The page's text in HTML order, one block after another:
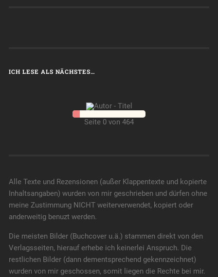
ICH LESE ALS NÄCHSTES…
Seite 0 von 464
Alle Texte und Rezensionen (außer Klappentexte und kopierte
Inhaltsangaben) wurden von mir geschrieben und dürfen ohne
meine Zustimmung NICHT weiterverwendet, kopiert oder
anderweitig benuzt werden.
Die meisten Bilder (Buchcover u.ä.) stammen direkt von den
Verlagsseiten, hierauf erhebe ich keinerlei Anspruch. Die
restlichen Bilder (dann dementsprechend gekennzeichnet)
wurden von mir geschossen, somit liegen die Rechte bei mir.